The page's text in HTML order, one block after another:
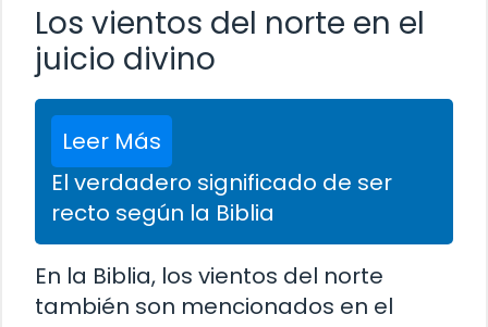
Los vientos del norte en el
juicio divino
Leer Más
El verdadero significado de ser
recto según la Biblia
En la Biblia, los vientos del norte
también son mencionados en el